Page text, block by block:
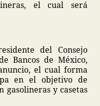
el cual será
del Consejo
Bancos de México,
el cual forma
en el objetivo de
gasolineras y casetas